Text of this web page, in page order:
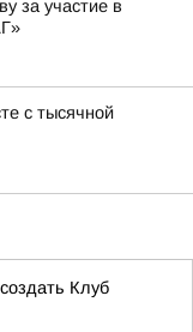
за участие в
с тысячной
Клуб